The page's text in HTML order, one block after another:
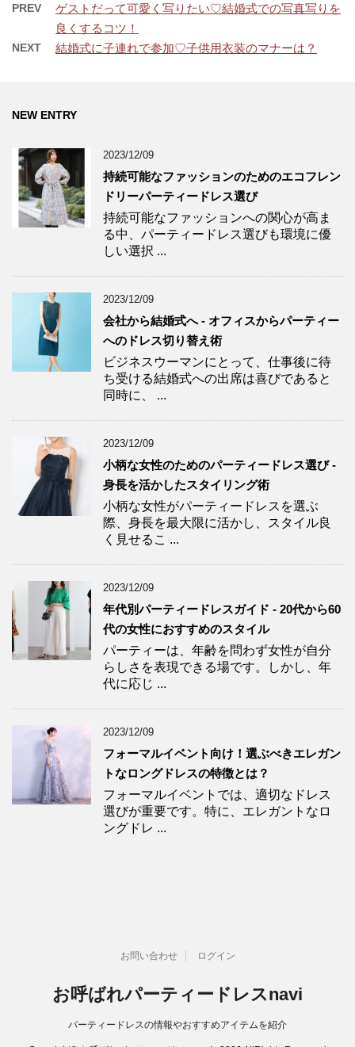
PREV
ゲストだって可愛く写りたい♡結婚式での写真写りを
良くするコツ！
NEXT 結婚式に子連れで参加♡子供用衣装のマナーは？
NEW ENTRY
2023/12/09
持続可能なファッションのためのエコフレン
ドリーパーティードレス選び
持続可能なファッションへの関心が高ま
る中、パーティードレス選びも環境に優
しい選択 ...
2023/12/09
会社から結婚式へ - オフィスからパーティー
へのドレス切り替え術
ビジネスウーマンにとって、仕事後に待
ち受ける結婚式への出席は喜びであると
同時に、 ...
2023/12/09
小柄な女性のためのパーティードレス選び -
身長を活かしたスタイリング術
小柄な女性がパーティードレスを選ぶ
際、身長を最大限に活かし、スタイル良
く見せるこ ...
2023/12/09
年代別パーティードレスガイド - 20代から60
代の女性におすすめのスタイル
パーティーは、年齢を問わず女性が自分
らしさを表現できる場です。しかし、年
代に応じ ...
2023/12/09
フォーマルイベント向け！選ぶべきエレガン
トなロングドレスの特徴とは？
フォーマルイベントでは、適切なドレス
選びが重要です。特に、エレガントなロ
ングドレ ...
お問い合わせ ログイン
お呼ばれパーティードレスnavi
パーティードレスの情報やおすすめアイテムを紹介